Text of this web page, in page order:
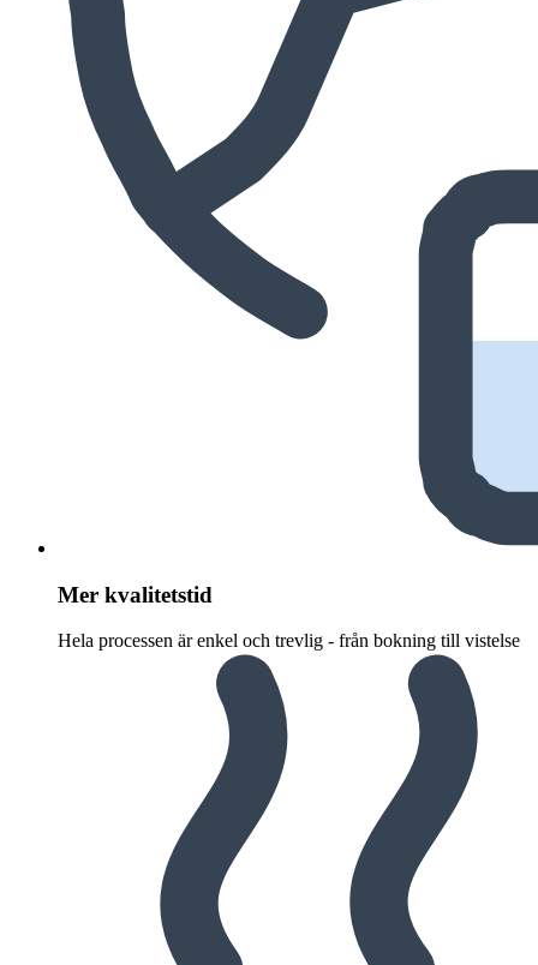
Mer kvalitetstid
Hela processen är enkel och trevlig - från bokning till vistelse